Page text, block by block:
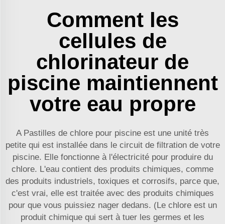
Comment les
cellules de
chlorinateur de
piscine maintiennent
votre eau propre
A Pastilles de chlore pour piscine est une unité très
petite qui est installée dans le circuit de filtration de votre
piscine. Elle fonctionne à l'électricité pour produire du
chlore. L'eau contient des produits chimiques, comme
des produits industriels, toxiques et corrosifs, parce que,
c'est vrai, elle est traitée avec des produits chimiques
pour que vous puissiez nager dedans. (Le chlore est un
produit chimique qui sert à tuer les germes et les